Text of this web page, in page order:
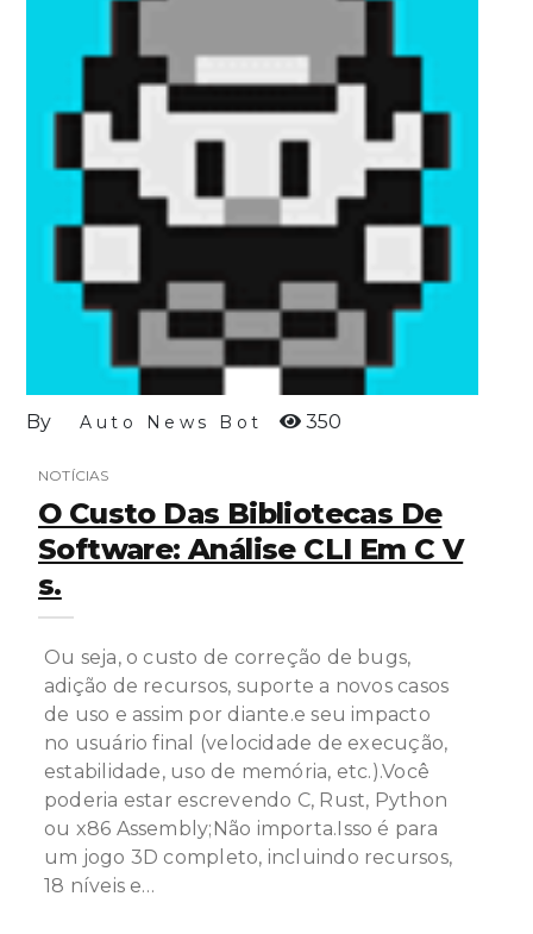
By Auto News Bot 350
NOTÍCIAS
O Custo Das Bibliotecas De
Software: Análise CLI Em C V
S.
Ou seja, o custo de correção de bugs,
adição de recursos, suporte a novos casos
de uso e assim por diante.e seu impacto
no usuário final (velocidade de execução,
estabilidade, uso de memória, etc.).Você
poderia estar escrevendo C, Rust, Python
ou x86 Assembly;Não importa.Isso é para
um jogo 3D completo, incluindo recursos,
18 níveis e…